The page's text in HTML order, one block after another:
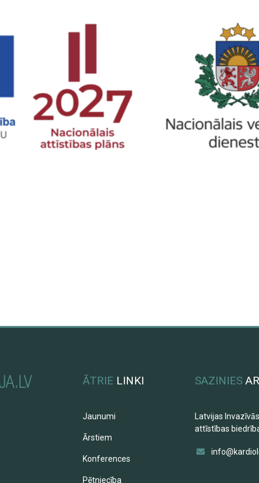
ĀTRIE LINKI
Jaunumi
Ārstiem
Konferences
Pētniecība
SAZINIES
Latvijas
attīstības